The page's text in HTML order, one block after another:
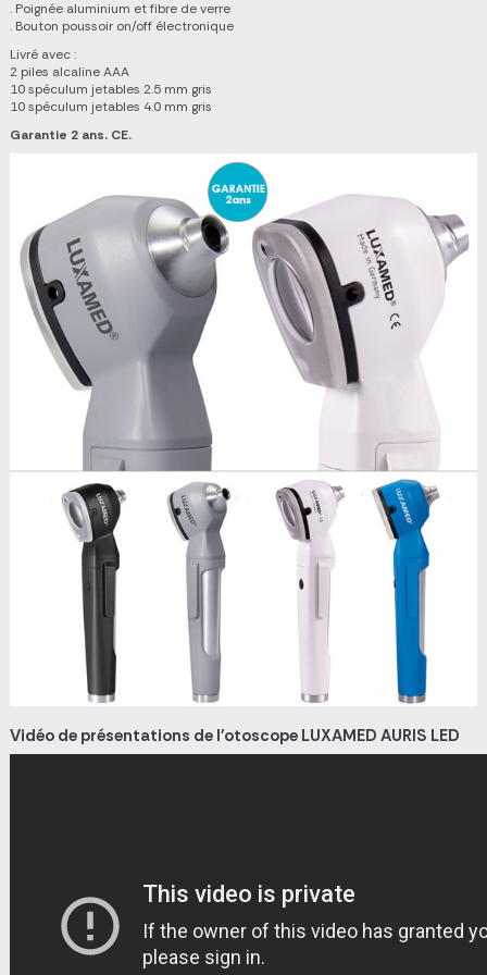
. Poignée aluminium et fibre de verre
. Bouton poussoir on/off électronique
Livré avec :
2 piles alcaline AAA
10 spéculum jetables 2.5 mm gris
10 spéculum jetables 4.0 mm gris
Garantie 2 ans. CE.
Vidéo de présentations de l'otoscope LUXAMED AURIS LED